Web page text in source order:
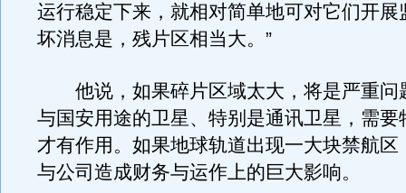
运行稳定下来，就相对简单地可对它们开展
坏消息是，残片区相当大。”
他说，如果碎片区域太大，将是严重问
与国安用途的卫星、特别是通讯卫星，需要
才有作用。如果地球轨道出现一大块禁航区
与公司造成财务与运作上的巨大影响。